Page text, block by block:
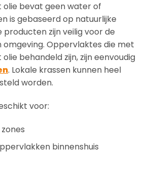
olie bevat geen water of
is gebaseerd op natuurlijke
producten zijn veilig voor de
omgeving. Oppervlaktes die met
behandeld zijn, zijn eenvoudig
. Lokale krassen kunnen heel
worden.
voor:
binnenshuis